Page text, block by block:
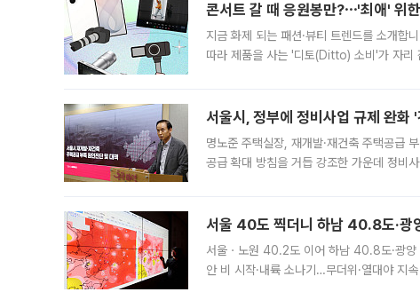
콘서트 갈 때 응원봉만?⋯'최애' 위
지금 화제 되는 패션·뷰티 트렌드를 소개합
따라 제품을 사는 '디토(Ditto) 소비'가 자리
서울시, 정부에 정비사업 규제 완
명노준 주택실장, 재개발·재건축 주택공급
공급 확대 방침을 거듭 강조한 가운데 정비
서울 40도 찍더니 하남 40.8도·
서울ㆍ노원 40.2도 이어 하남 40.8도·광
안 비 시작·내륙 소나기…무더위·열대야 지